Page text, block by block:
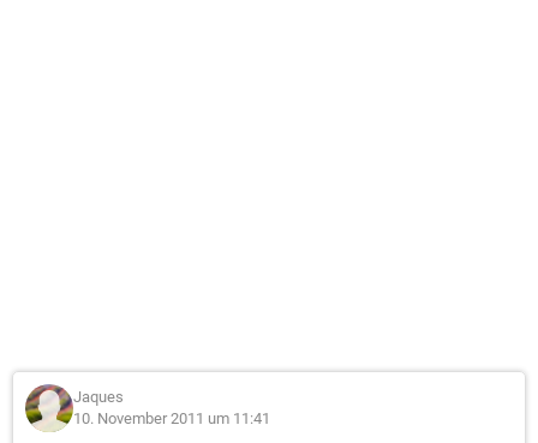
Jaques
10. November 2011 um 11:41